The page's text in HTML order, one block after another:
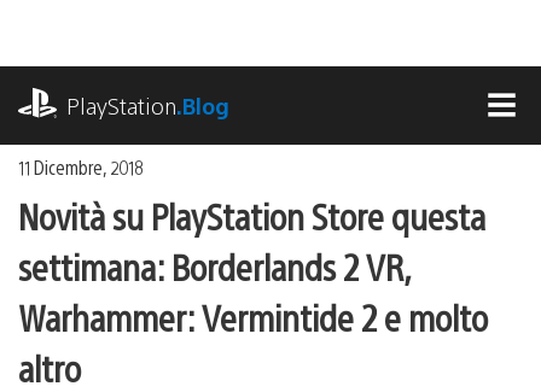
contenuto
PlayStation.Blog
11 Dicembre, 2018
Novità su PlayStation Store questa
settimana: Borderlands 2 VR,
Warhammer: Vermintide 2 e molto
altro